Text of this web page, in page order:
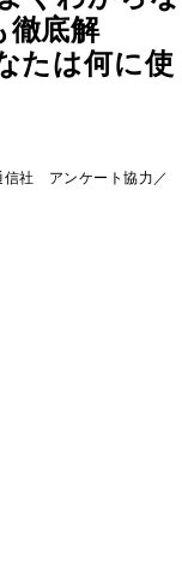
徹底解
たは何に使
社 アンケート協力／